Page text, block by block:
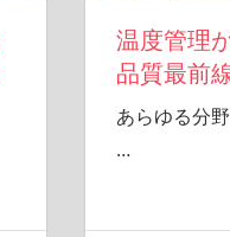
温度管理
品質最前
あらゆる分
…